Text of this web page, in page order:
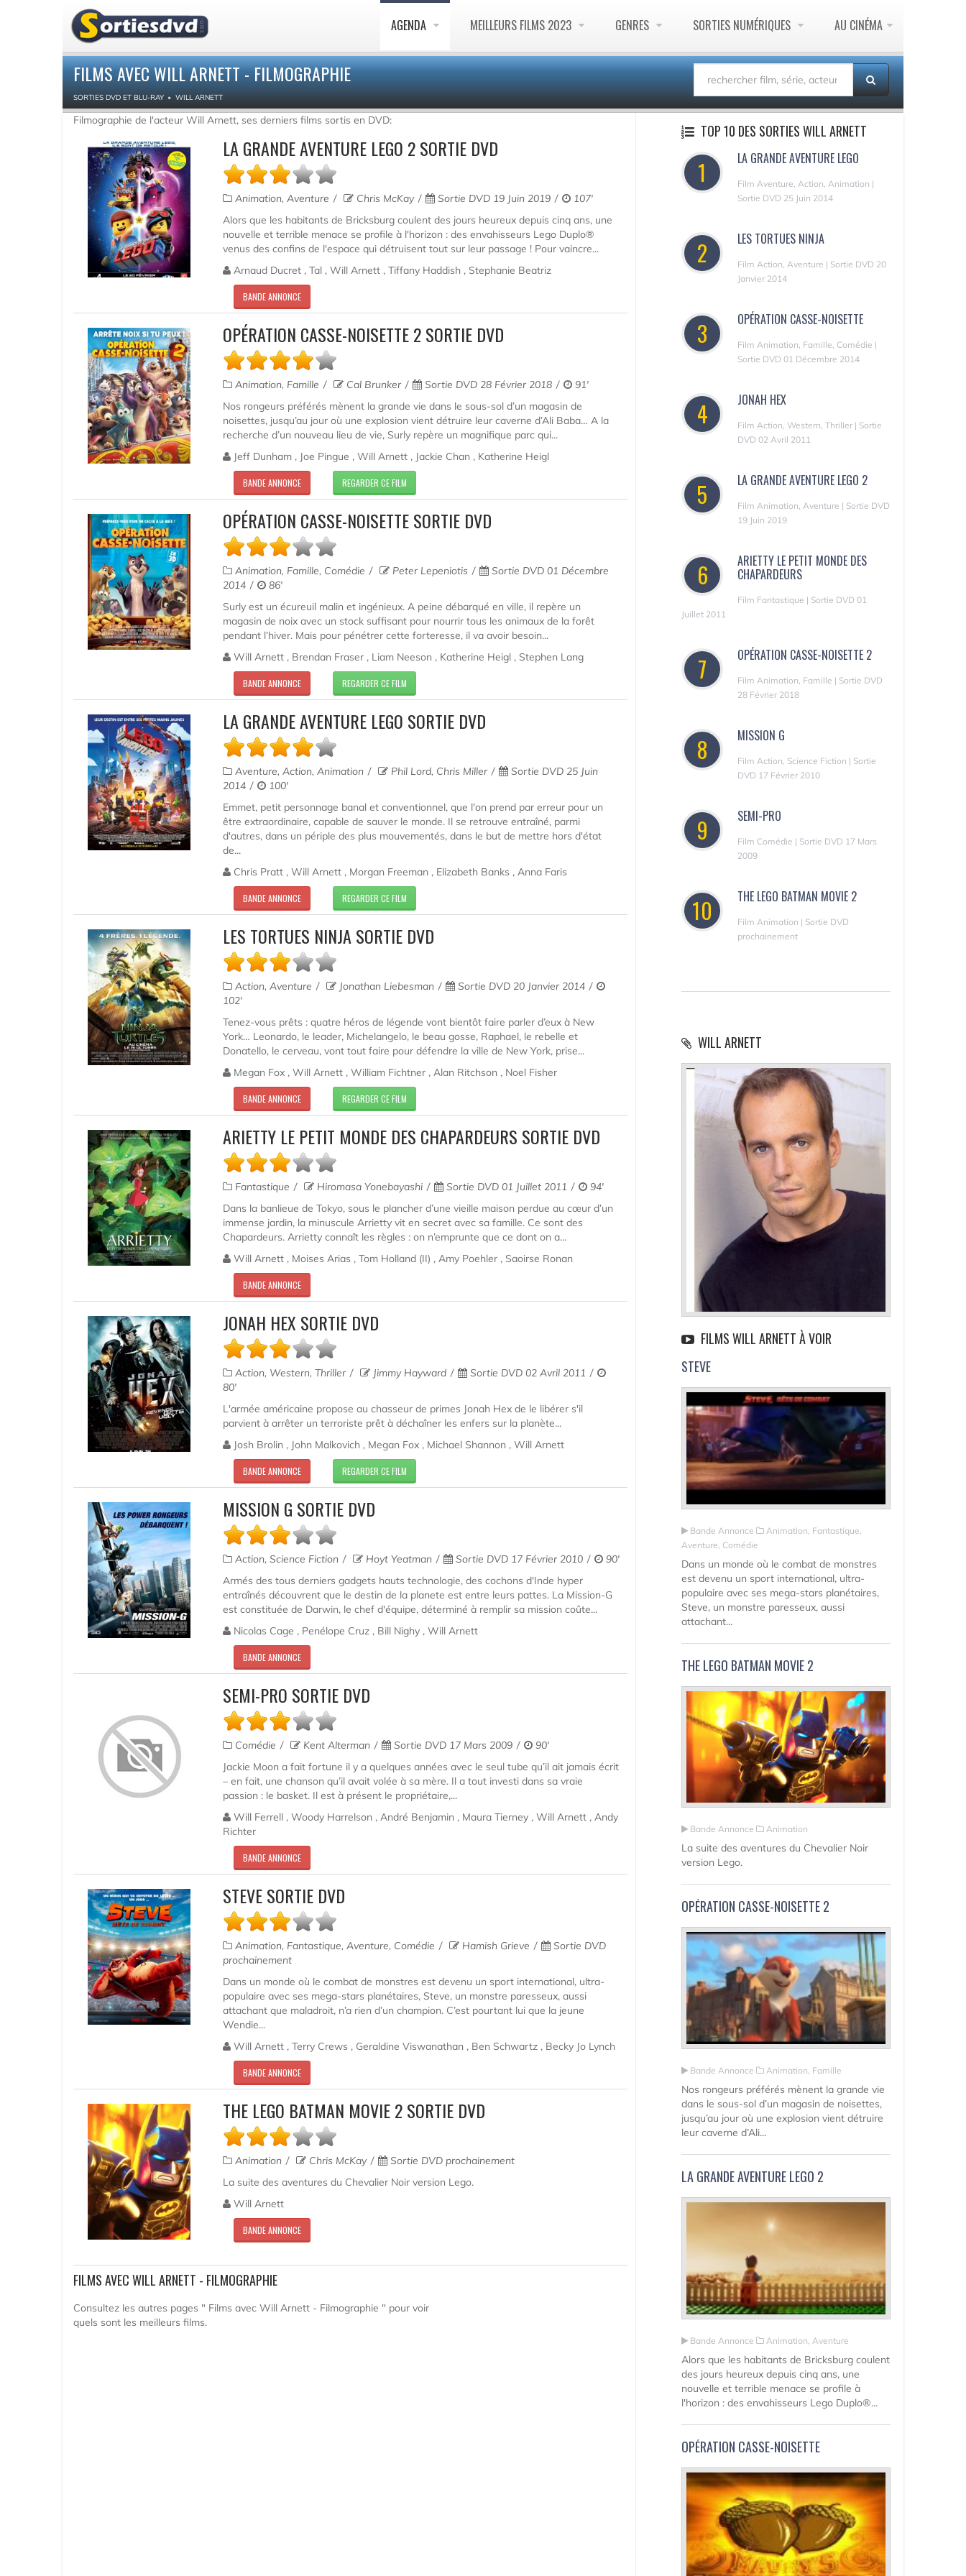
AGENDA MEILLEURS FILMS 2023 GENRES SORTIES NUMÉRIQUES AU CINÉMA
FILMS AVEC WILL ARNETT - FILMOGRAPHIE
SORTIES DVD ET BLU-RAY WILL ARNETT
Filmographie de l'acteur Will Arnett, ses derniers films sortis en DVD:
LA GRANDE AVENTURE LEGO 2 SORTIE DVD
Animation, Aventure Chris McKay Sortie DVD 19 Juin 2019
107'
Alors que les habitants de Bricksburg coulent des jours heureux depuis cinq ans, une
nouvelle et terrible menace se profile à l'horizon : des envahisseurs Lego Duplo®
venus des confins de l'espace qui détruisent tout sur leur passage ! Pour vaincre...
Arnaud Ducret , Tal , Will Arnett , Tiffany Haddish , Stephanie Beatriz
BANDE ANNONCE
OPÉRATION CASSE-NOISETTE 2 SORTIE DVD
Animation, Famille Cal Brunker Sortie DVD 28 Février 2018
91'
Nos rongeurs préférés mènent la grande vie dans le sous-sol d’un magasin de
noisettes, jusqu’au jour où une explosion vient détruire leur caverne d’Ali Baba… A la
recherche d’un nouveau lieu de vie, Surly repère un magnifique parc qui...
Jeff Dunham , Joe Pingue , Will Arnett , Jackie Chan , Katherine Heigl
BANDE ANNONCE REGARDER CE FILM
OPÉRATION CASSE-NOISETTE SORTIE DVD
Animation, Famille, Comédie Peter Lepeniotis
Sortie DVD 01 Décembre
2014
86'
Surly est un écureuil malin et ingénieux. A peine débarqué en ville, il repère un
magasin de noix avec un stock suffisant pour nourrir tous les animaux de la forêt
pendant l’hiver. Mais pour pénétrer cette forteresse, il va avoir besoin...
Will Arnett , Brendan Fraser , Liam Neeson , Katherine Heigl , Stephen Lang
BANDE ANNONCE REGARDER CE FILM
LA GRANDE AVENTURE LEGO SORTIE DVD
Aventure, Action, Animation Phil Lord, Chris Miller
Sortie DVD 25 Juin
2014
100'
Emmet, petit personnage banal et conventionnel, que l'on prend par erreur pour un
être extraordinaire, capable de sauver le monde. Il se retrouve entraîné, parmi
d'autres, dans un périple des plus mouvementés, dans le but de mettre hors d'état
de...
Chris Pratt , Will Arnett , Morgan Freeman , Elizabeth Banks , Anna Faris
BANDE ANNONCE REGARDER CE FILM
LES TORTUES NINJA SORTIE DVD
Action, Aventure Jonathan Liebesman
Sortie DVD 20 Janvier 2014
102'
Tenez-vous prêts : quatre héros de légende vont bientôt faire parler d’eux à New
York… Leonardo, le leader, Michelangelo, le beau gosse, Raphael, le rebelle et
Donatello, le cerveau, vont tout faire pour défendre la ville de New York, prise...
Megan Fox , Will Arnett , William Fichtner , Alan Ritchson , Noel Fisher
BANDE ANNONCE REGARDER CE FILM
ARIETTY LE PETIT MONDE DES CHAPARDEURS SORTIE DVD
Fantastique Hiromasa Yonebayashi Sortie DVD 01 Juillet 2011
94'
Dans la banlieue de Tokyo, sous le plancher d’une vieille maison perdue au cœur d’un
immense jardin, la minuscule Arrietty vit en secret avec sa famille. Ce sont des
Chapardeurs. Arrietty connaît les règles : on n’emprunte que ce dont on a...
Will Arnett , Moises Arias , Tom Holland (II) , Amy Poehler , Saoirse Ronan
BANDE ANNONCE
JONAH HEX SORTIE DVD
Action, Western, Thriller Jimmy Hayward
Sortie DVD 02 Avril 2011
80'
L'armée américaine propose au chasseur de primes Jonah Hex de le libérer s'il
parvient à arrêter un terroriste prêt à déchaîner les enfers sur la planète...
Josh Brolin , John Malkovich , Megan Fox , Michael Shannon , Will Arnett
BANDE ANNONCE REGARDER CE FILM
MISSION G SORTIE DVD
Action, Science Fiction Hoyt Yeatman Sortie DVD 17 Février 2010
90'
Armés des tous derniers gadgets hauts technologie, des cochons d'Inde hyper
entraînés découvrent que le destin de la planete est entre leurs pattes. La Mission-G
est constituée de Darwin, le chef d'équipe, déterminé à remplir sa mission coûte...
Nicolas Cage , Penélope Cruz , Bill Nighy , Will Arnett
BANDE ANNONCE
SEMI-PRO SORTIE DVD
Comédie Kent Alterman Sortie DVD 17 Mars 2009
90'
Jackie Moon a fait fortune il y a quelques années avec le seul tube qu’il ait jamais écrit
– en fait, une chanson qu’il avait volée à sa mère. Il a tout investi dans sa vraie
passion : le basket. Il est à présent le propriétaire,...
Will Ferrell , Woody Harrelson , André Benjamin , Maura Tierney , Will Arnett , Andy
Richter
BANDE ANNONCE
STEVE SORTIE DVD
Animation, Fantastique, Aventure, Comédie Hamish Grieve
Sortie DVD
prochainement
Dans un monde où le combat de monstres est devenu un sport international, ultra-
populaire avec ses mega-stars planétaires, Steve, un monstre paresseux, aussi
attachant que maladroit, n’a rien d’un champion. C’est pourtant lui que la jeune
Wendie...
Will Arnett , Terry Crews , Geraldine Viswanathan , Ben Schwartz , Becky Jo Lynch
BANDE ANNONCE
THE LEGO BATMAN MOVIE 2 SORTIE DVD
Animation Chris McKay
Sortie DVD prochainement
La suite des aventures du Chevalier Noir version Lego.
Will Arnett
BANDE ANNONCE
FILMS AVEC WILL ARNETT - FILMOGRAPHIE
Consultez les autres pages " Films avec Will Arnett - Filmographie " pour voir
quels sont les meilleurs films.
TOP 10 DES SORTIES WILL ARNETT
1 LA GRANDE AVENTURE LEGO
Film Aventure, Action, Animation |
Sortie DVD 25 Juin 2014
2 LES TORTUES NINJA
Film Action, Aventure | Sortie DVD 20
Janvier 2014
3 OPÉRATION CASSE-NOISETTE
Film Animation, Famille, Comédie |
Sortie DVD 01 Décembre 2014
4 JONAH HEX
Film Action, Western, Thriller | Sortie
DVD 02 Avril 2011
5 LA GRANDE AVENTURE LEGO 2
Film Animation, Aventure | Sortie DVD
19 Juin 2019
6 ARIETTY LE PETIT MONDE DES
CHAPARDEURS
Film Fantastique | Sortie DVD 01
Juillet 2011
7 OPÉRATION CASSE-NOISETTE 2
Film Animation, Famille | Sortie DVD
28 Février 2018
8 MISSION G
Film Action, Science Fiction | Sortie
DVD 17 Février 2010
9 SEMI-PRO
Film Comédie | Sortie DVD 17 Mars
2009
10 THE LEGO BATMAN MOVIE 2
Film Animation | Sortie DVD
prochainement
WILL ARNETT
FILMS WILL ARNETT À VOIR
STEVE
Bande Annonce
Animation, Fantastique,
Aventure, Comédie
Dans un monde où le combat de monstres
est devenu un sport international, ultra-
populaire avec ses mega-stars planétaires,
Steve, un monstre paresseux, aussi
attachant...
THE LEGO BATMAN MOVIE 2
Bande Annonce Animation
La suite des aventures du Chevalier Noir
version Lego.
OPÉRATION CASSE-NOISETTE 2
Bande Annonce Animation, Famille
Nos rongeurs préférés mènent la grande vie
dans le sous-sol d’un magasin de noisettes,
jusqu’au jour où une explosion vient détruire
leur caverne d’Ali...
LA GRANDE AVENTURE LEGO 2
Bande Annonce Animation, Aventure
Alors que les habitants de Bricksburg coulent
des jours heureux depuis cinq ans, une
nouvelle et terrible menace se profile à
l'horizon : des envahisseurs Lego Duplo®...
OPÉRATION CASSE-NOISETTE